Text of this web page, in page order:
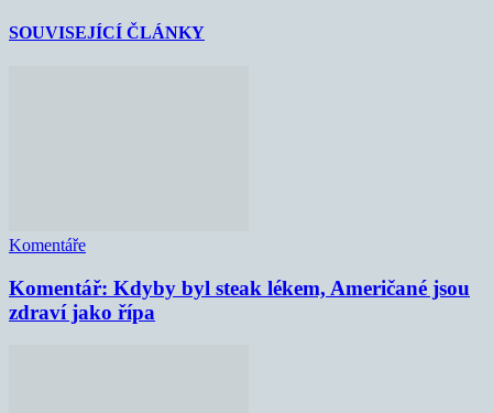
SOUVISEJÍCÍ ČLÁNKY
Komentáře
Komentář: Kdyby byl steak lékem, Američané jsou
zdraví jako řípa